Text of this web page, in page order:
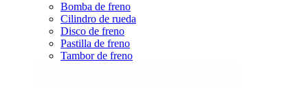
Bomba de freno
Cilindro de rueda
Disco de freno
Pastilla de freno
Tambor de freno